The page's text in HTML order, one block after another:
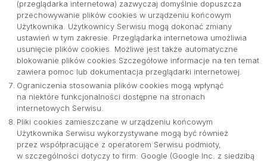
(przeglądarka internetowa) zazwyczaj domyślnie dopuszcza
przechowywanie plików cookies w urządzeniu końcowym
Użytkownika. Użytkownicy Serwisu mogą dokonać zmiany
ustawień w tym zakresie. Przeglądarka internetowa umożliwia
usunięcie plików cookies. Możliwe jest także automatyczne
blokowanie plików cookies Szczegółowe informacje na ten temat
zawiera pomoc lub dokumentacja przeglądarki internetowej.
Ograniczenia stosowania plików cookies mogą wpłynąć
na niektóre funkcjonalności dostępne na stronach
internetowych Serwisu.
Pliki cookies zamieszczane w urządzeniu końcowym
Użytkownika Serwisu wykorzystywane mogą być również
przez współpracujące z operatorem Serwisu podmioty,
w szczególności dotyczy to firm: Google (Google Inc. z siedzibą